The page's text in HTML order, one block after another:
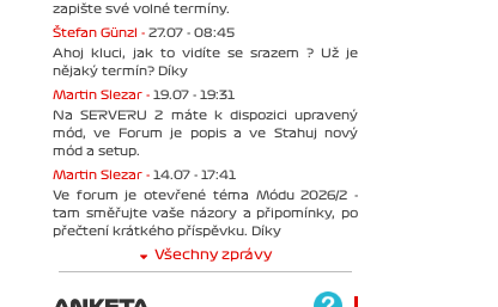
zapište své volné termíny.
Štefan Günzl - 27.07 - 08:45
Ahoj kluci, jak to vidíte se srazem ? Už je
nějaký termín? Díky
Martin Slezar - 19.07 - 19:31
Na SERVERU 2 máte k dispozici upravený
mód, ve Forum je popis a ve Stahuj nový
mód a setup.
Martin Slezar - 14.07 - 17:41
Ve forum je otevřené téma Módu 2026/2 -
tam směřujte vaše názory a připomínky, po
přečtení krátkého příspěvku. Díky
Všechny zprávy